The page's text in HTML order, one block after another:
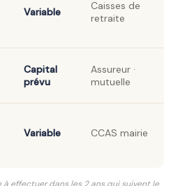
Variable
Caisses de
retraite
Capital
prévu
Assureur ·
mutuelle
Variable CCAS mairie